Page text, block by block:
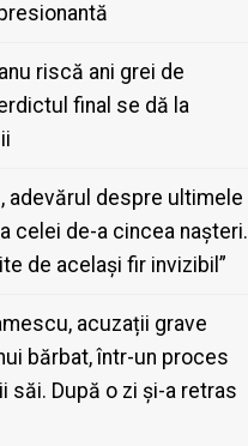
riscă ani grei de
final se dă la
adevărul despre ultimele
celei de-a cincea nașteri.
de același fir invizibil”
acuzații grave
bărbat, într-un proces
săi. După o zi și-a retras